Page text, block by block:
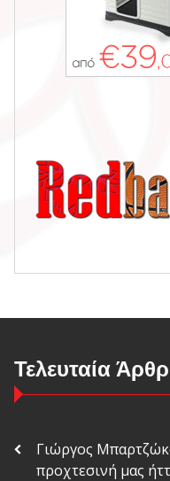
Τελευταία
Γιώργος
προχτεσινή μας